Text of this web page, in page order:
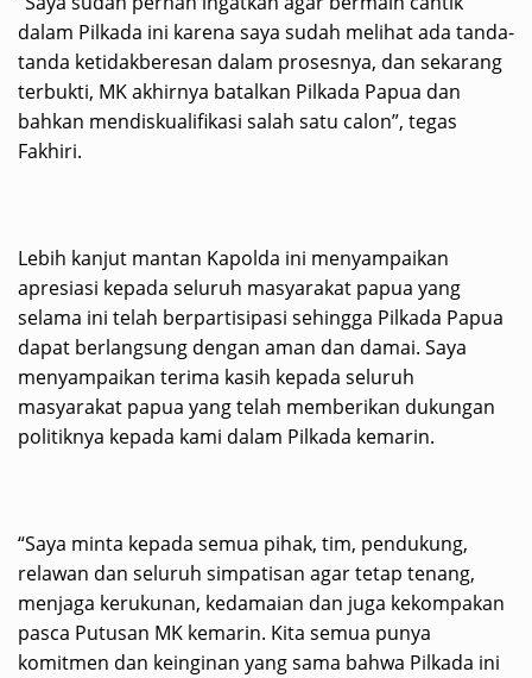
dalam Pilkada ini karena saya sudah melihat ada tanda-
tanda ketidakberesan dalam prosesnya, dan sekarang
terbukti, MK akhirnya batalkan Pilkada Papua dan
bahkan mendiskualifikasi salah satu calon”, tegas
Fakhiri.
Lebih kanjut mantan Kapolda ini menyampaikan
apresiasi kepada seluruh masyarakat papua yang
selama ini telah berpartisipasi sehingga Pilkada Papua
dapat berlangsung dengan aman dan damai. Saya
menyampaikan terima kasih kepada seluruh
masyarakat papua yang telah memberikan dukungan
politiknya kepada kami dalam Pilkada kemarin.
“Saya minta kepada semua pihak, tim, pendukung,
relawan dan seluruh simpatisan agar tetap tenang,
menjaga kerukunan, kedamaian dan juga kekompakan
pasca Putusan MK kemarin. Kita semua punya
komitmen dan keinginan yang sama bahwa Pilkada ini